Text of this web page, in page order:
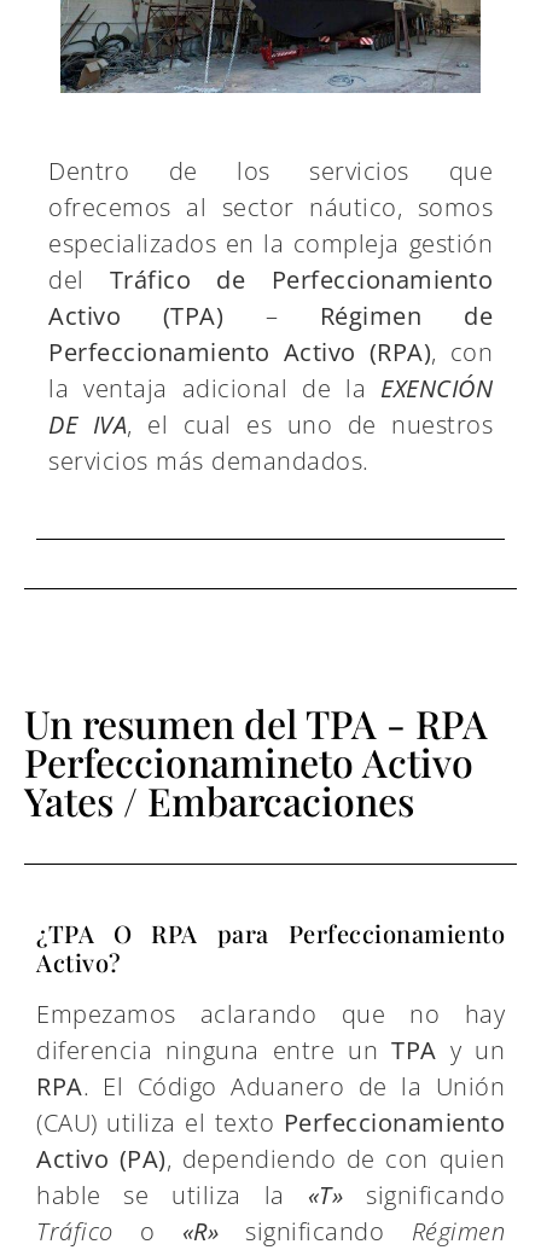
Dentro de los servicios que
ofrecemos al sector náutico, somos
especializados en la compleja gestión
del Tráfico de Perfeccionamiento
Activo (TPA) – Régimen de
Perfeccionamiento Activo (RPA), con
la ventaja adicional de la EXENCIÓN
DE IVA, el cual es uno de nuestros
servicios más demandados.
Un resumen del TPA - RPA
Perfeccionamineto Activo
Yates / Embarcaciones
¿TPA O RPA para Perfeccionamiento
Activo?
Empezamos aclarando que no hay
diferencia ninguna entre un TPA y un
RPA. El Código Aduanero de la Unión
(CAU) utiliza el texto Perfeccionamiento
Activo (PA), dependiendo de con quien
hable se utiliza la «T»
significando
Tráfico o «R» significando Régimen